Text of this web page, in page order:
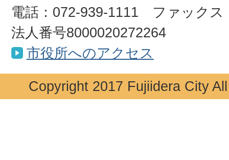
電話：072-939-1111 ファックス
法人番号8000020272264
市役所へのアクセス
Copyright 2017 Fujiidera City